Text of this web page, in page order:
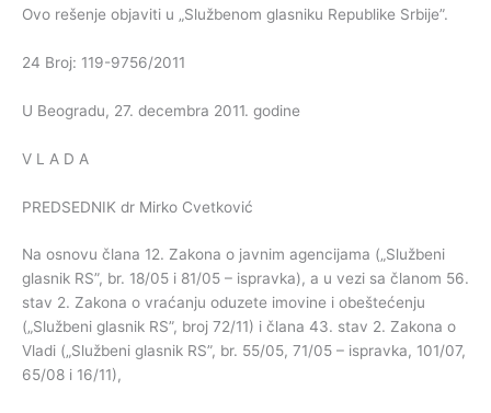
Ovo rešenje objaviti u „Službenom glasniku Republike Srbije”.
24 Broj: 119-9756/2011
U Beogradu, 27. decembra 2011. godine
V L A D A
PREDSEDNIK dr Mirko Cvetković
Na osnovu člana 12. Zakona o javnim agencijama („Službeni
glasnik RS”, br. 18/05 i 81/05 – ispravka), a u vezi sa članom 56.
stav 2. Zakona o vraćanju oduzete imovine i obeštećenju
(„Službeni glasnik RS”, broj 72/11) i člana 43. stav 2. Zakona o
Vladi („Službeni glasnik RS”, br. 55/05, 71/05 – ispravka, 101/07,
65/08 i 16/11),